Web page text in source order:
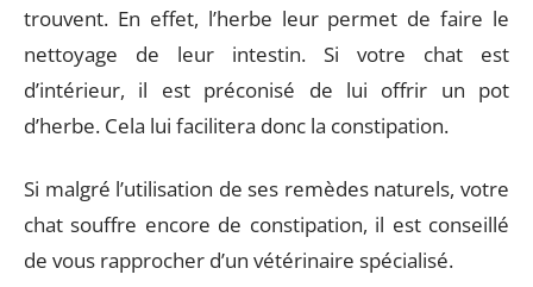
trouvent. En effet, l’herbe leur permet de faire le
nettoyage de leur intestin. Si votre chat est
d’intérieur, il est préconisé de lui offrir un pot
d’herbe. Cela lui facilitera donc la constipation.
Si malgré l’utilisation de ses remèdes naturels, votre
chat souffre encore de constipation, il est conseillé
de vous rapprocher d’un vétérinaire spécialisé.